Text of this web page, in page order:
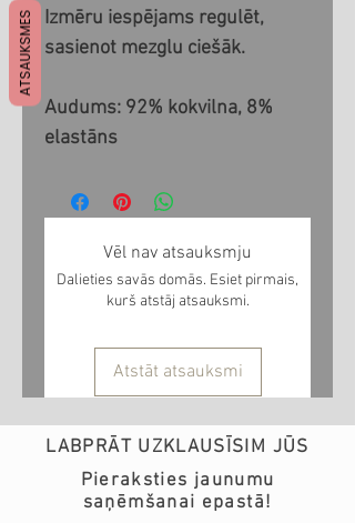
Izmēru iespējams regulēt,
sasienot mezglu ciešāk.
Audums: 92% kokvilna, 8%
elastāns
Vēl nav atsauksmju
Dalieties savās domās. Esiet pirmais,
kurš atstāj atsauksmi.
Atstāt atsauksmi
LABPRĀT UZKLAUSĪSIM JŪS
Pieraksties jaunumu
saņēmšanai epastā!
ATSAUKSMES